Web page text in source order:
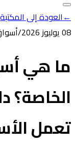
←العودة إلى المكتبة
08 يوليوز 2026
/
ما هي
الخاصة؟
تعمل